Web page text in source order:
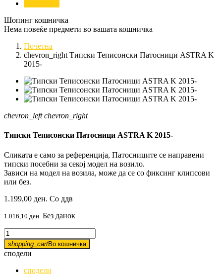
Шопинг кошничка
Нема повеќе предмети во вашата кошничка
Почетна
chevron_right Типски Теписонски Патосници ASTRA K
2015-
chevron_left chevron_right
Типски Теписонски Патосници ASTRA K 2015-
Сликата е само за референција, Патосниците се направени
типски посебни за секој модел на возило.
Зависи на модел на возила, може да се со фиксинг клипсови
или без.
1.199,00 ден. Со ддв
1.016,10 ден. Без данок
shopping_cartВо кошничка
сподели
сподели